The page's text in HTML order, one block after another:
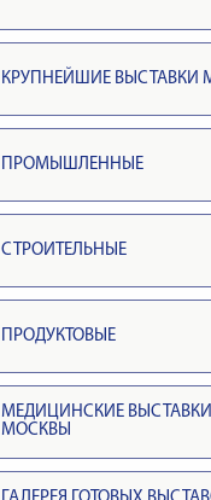
КРУПНЕЙШИЕ ВЫСТАВКИ
ПРОМЫШЛЕННЫЕ
СТРОИТЕЛЬНЫЕ
ПРОДУКТОВЫЕ
МЕДИЦИНСКИЕ ВЫСТАВКИ
МОСКВЫ